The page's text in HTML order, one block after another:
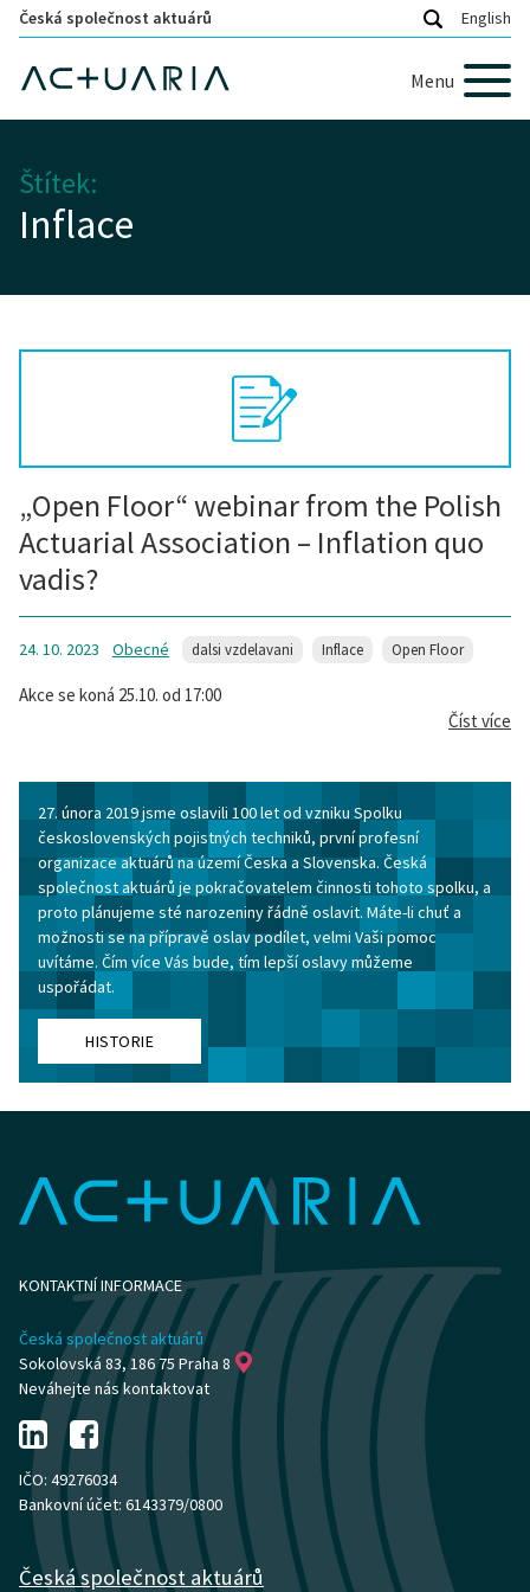
Česká společnost aktuárů English
Menu
Štítek:
Inflace
„Open Floor“ webinar from the Polish
Actuarial Association – Inflation quo
vadis?
24. 10. 2023 Obecné dalsi vzdelavani Inflace Open Floor
Akce se koná 25.10. od 17:00
Číst více
27. února 2019 jsme oslavili 100 let od vzniku Spolku
československých pojistných techniků, první profesní
organizace aktuárů na území Česka a Slovenska. Česká
společnost aktuárů je pokračovatelem činnosti tohoto spolku, a
proto plánujeme sté narozeniny řádně oslavit. Máte-li chuť a
možnosti se na přípravě oslav podílet, velmi Vaši pomoc
uvítáme. Čím více Vás bude, tím lepší oslavy můžeme
uspořádat.
HISTORIE
KONTAKTNÍ INFORMACE
Česká společnost aktuárů
Sokolovská 83, 186 75 Praha 8
Neváhejte nás kontaktovat
IČO: 49276034
Bankovní účet: 6143379/0800
Česká společnost aktuárů